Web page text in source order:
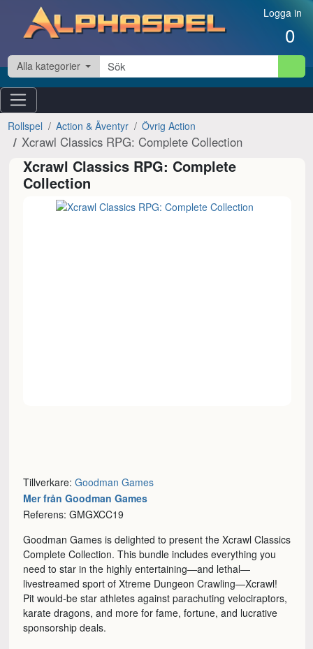
Hoppa till innehåll Logga in
0
Alla kategorier
Rollspel Action & Äventyr Övrig Action
Xcrawl Classics RPG: Complete Collection
Xcrawl Classics RPG: Complete
Collection
Tillverkare:Goodman Games
Mer från Goodman Games
Referens: GMGXCC19
Goodman Games is delighted to present the Xcrawl Classics
Complete Collection. This bundle includes everything you
need to star in the highly entertaining—and lethal—
livestreamed sport of Xtreme Dungeon Crawling—Xcrawl!
Pit would-be star athletes against parachuting velociraptors,
karate dragons, and more for fame, fortune, and lucrative
sponsorship deals.